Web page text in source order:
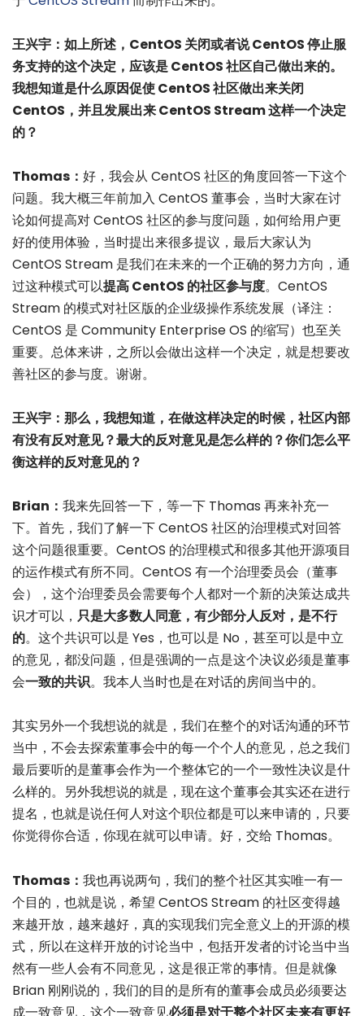
王兴宇：如上所述，CentOS 关闭或者说 CentOS 停止服
务支持的这个决定，应该是 CentOS 社区自己做出来的。
我想知道是什么原因促使 CentOS 社区做出来关闭
CentOS，并且发展出来 CentOS Stream 这样一个决定
的？
Thomas： 好，我会从 CentOS 社区的角度回答一下这个
问题。我大概三年前加入 CentOS 董事会，当时大家在讨
论如何提高对 CentOS 社区的参与度问题，如何给用户更
好的使用体验，当时提出来很多提议，最后大家认为
CentOS Stream 是我们在未来的一个正确的努力方向，通
过这种模式可以提高 CentOS 的社区参与度。CentOS
Stream 的模式对社区版的企业级操作系统发展（译注：
CentOS 是 Community Enterprise OS 的缩写）也至关
重要。总体来讲，之所以会做出这样一个决定，就是想要改
善社区的参与度。谢谢。
王兴宇：那么，我想知道，在做这样决定的时候，社区内部
有没有反对意见？最大的反对意见是怎么样的？你们怎么平
衡这样的反对意见的？
Brian： 我来先回答一下，等一下 Thomas 再来补充一
下。首先，我们了解一下 CentOS 社区的治理模式对回答
这个问题很重要。CentOS 的治理模式和很多其他开源项目
的运作模式有所不同。CentOS 有一个治理委员会（董事
会），这个治理委员会需要每个人都对一个新的决策达成共
识才可以， 只是大多数人同意，有少部分人反对，是不行
的。这个共识可以是 Yes，也可以是 No，甚至可以是中立
的意见，都没问题，但是强调的一点是这个决议必须是董事
会一致的共识。我本人当时也是在对话的房间当中的。
其实另外一个我想说的就是，我们在整个的对话沟通的环节
当中，不会去探索董事会中的每一个个人的意见，总之我们
最后要听的是董事会作为一个整体它的一个一致性决议是什
么样的。另外我想说的就是，现在这个董事会其实还在进行
提名，也就是说任何人对这个职位都是可以来申请的，只要
你觉得你合适，你现在就可以申请。好，交给 Thomas。
Thomas： 我也再说两句，我们的整个社区其实唯一有一
个目的，也就是说，希望 CentOS Stream 的社区变得越
来越开放，越来越好，真的实现我们完全意义上的开源的模
式，所以在这样开放的讨论当中，包括开发者的讨论当中当
然有一些人会有不同意见，这是很正常的事情。但是就像
Brian 刚刚说的，我们的目的是所有的董事会成员必须要达
成一致意见，这个一致意见必须是对于整个社区未来有更好